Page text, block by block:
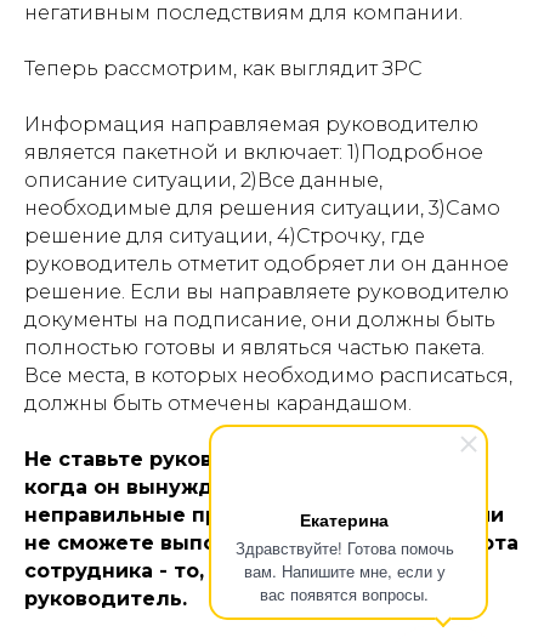
Екатерина
Здравствуйте! Готова помочь
вам. Напишите мне, если у
вас появятся вопросы.
негативным последствиям для компании.
Теперь рассмотрим, как выглядит ЗРС
Информация направляемая руководителю
является пакетной и включает: 1)Подробное
описание ситуации, 2)Все данные,
необходимые для решения ситуации, 3)Само
решение для ситуации, 4)Строчку, где
руководитель отметит одобряет ли он данное
решение. Если вы направляете руководителю
документы на подписание, они должны быть
полностью готовы и являться частью пакета.
Все места, в которых необходимо расписаться,
должны быть отмечены карандашом.
Не ставьте руководителя в положение,
когда он вынужден выпускать
неправильные приказы, которые вы и сами
не сможете выполнить. Законченная работа
сотрудника - то, чего ждет каждый
руководитель.